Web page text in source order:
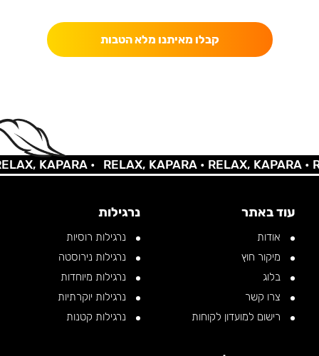
קבלו מאיתנו מלא הטבות
KAPARA • RELAX, KAPARA •RELAX, KAPARA •
עוד באתר
אודות
מיקור חוץ
בלוג
צרו קשר
רישום למועדון לקוחות
נרגילות
נרגילות רוסיות
נרגילות נירוסטה
נרגילות מיוחדות
נרגילות יוקרתיות
נרגילות קטנות